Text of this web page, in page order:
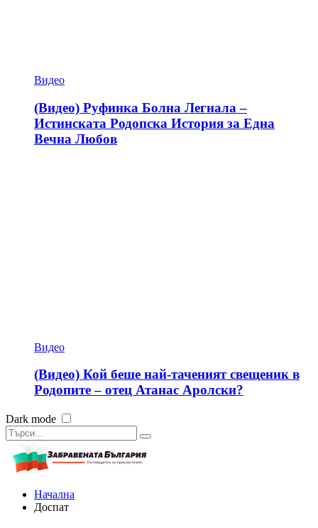
Видео
(Видео) Руфинка Болна Легнала –
Истинската Родопска История за Една
Вечна Любов
Видео
(Видео) Кой беше най-таченият свещеник в
Родопите – отец Атанас Аролски?
Dark mode
Начална
Доспат